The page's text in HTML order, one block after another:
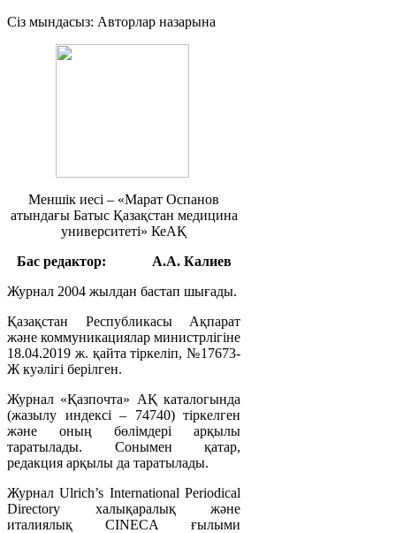
Сіз мындасыз: Авторлар назарына
Меншік иесі – «Марат Оспанов
атындағы Батыс Қазақстан медицина
университеті» КеАҚ
Бас редактор: А.А. Калиев
Журнал 2004 жылдан бастап шығады.
Қазақстан Республикасы Ақпарат
және коммуникациялар министрлігіне
18.04.2019 ж. қайта тіркеліп, №17673-
Ж куәлігі берілген.
Журнал «Қазпочта» АҚ каталогында
(жазылу индексі – 74740) тіркелген
және оның бөлімдері арқылы
таратылады. Сонымен қатар,
редакция арқылы да таратылады.
Журнал Ulrich’s International Periodical
Directory халықаралық және
италиялық CINECA ғылыми